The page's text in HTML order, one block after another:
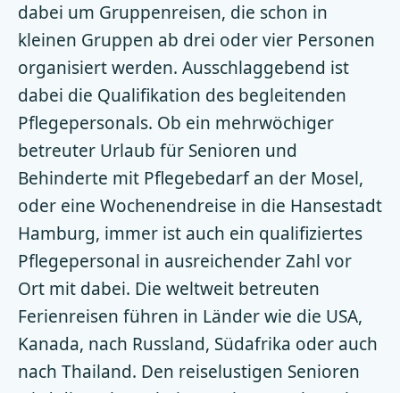
dabei um Gruppenreisen, die schon in
kleinen Gruppen ab drei oder vier Personen
organisiert werden. Ausschlaggebend ist
dabei die Qualifikation des begleitenden
Pflegepersonals. Ob ein mehrwöchiger
betreuter Urlaub für Senioren und
Behinderte mit Pflegebedarf an der Mosel,
oder eine Wochenendreise in die Hansestadt
Hamburg, immer ist auch ein qualifiziertes
Pflegepersonal in ausreichender Zahl vor
Ort mit dabei. Die weltweit betreuten
Ferienreisen führen in Länder wie die USA,
Kanada, nach Russland, Südafrika oder auch
nach Thailand. Den reiselustigen Senioren